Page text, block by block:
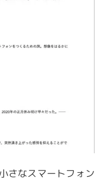
さなスマートフォン